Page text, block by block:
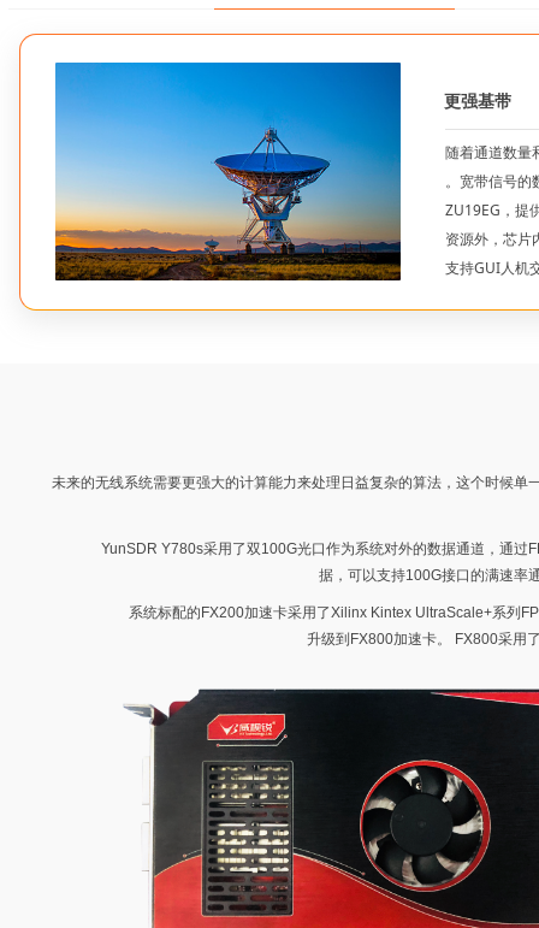
随着通道数量
。宽带信号的
ZU19EG，提
资源外，芯片
支持GUI人机
更强基带
未来的无线系统需要更强大的计算能力来处理日益复杂的算法，这个时候
YunSDR Y780s采用了双100G光口作为系统对外的数据通道，通
据，可以支持100G接口的满速率
系统标配的FX200加速卡采用了Xilinx Kintex UltraScale+系列
升级到FX800加速卡。 FX800采用